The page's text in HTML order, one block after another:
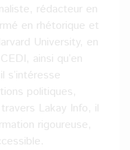
rédacteur en
en rhétorique et
University, en
ainsi qu’en
s’intéresse
politiques,
Lakay Info, il
rigoureuse,